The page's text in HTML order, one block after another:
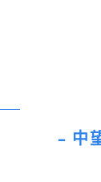
– 中